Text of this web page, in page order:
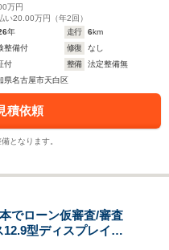
14.7～22.7km/L
└市街地:11.0～
└郊外:14.9～
└高速道路:17.0～
22.2km/L
26.1km/L
25.2km/L
万円
い20.00万円（年2 回）
年 走行 6km
整備付 修復
なし
付 整備
法定整備無
県名古屋市天白区
積依頼
となります。
ローン仮審査/審査
型ディスプレイオ
グTV/360℃カメ